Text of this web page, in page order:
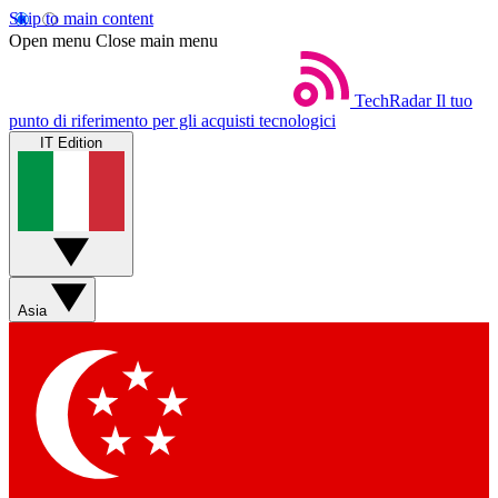
Skip to main content
Open menu Close main menu
TechRadar Il tuo
punto di riferimento per gli acquisti tecnologici
IT Edition
Asia